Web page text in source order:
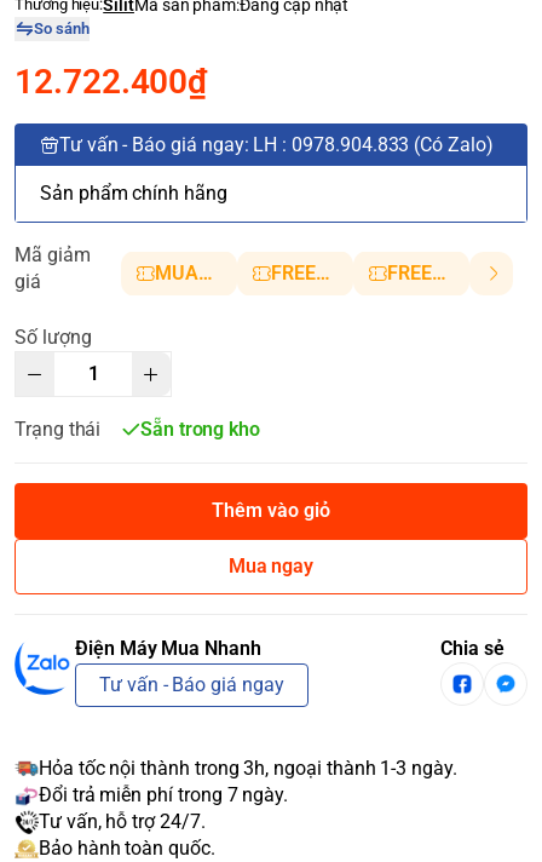
Thương hiệu:SilitMã sản phẩm:Đang cập nhật
So sánh
12.722.400₫
Tư vấn - Báo giá ngay: LH : 0978.904.833 (Có Zalo)
Sản phẩm chính hãng
Mã giảm
giá
MUANHANH01 FREESHIP5 FREESHIP10
Số lượng
Trạng thái Sẵn trong kho
Thêm vào giỏ
Mua ngay
Điện Máy Mua Nhanh
Tư vấn - Báo giá ngay
Chia sẻ
Hỏa tốc nội thành trong 3h, ngoại thành 1-3 ngày.
Đổi trả miễn phí trong 7 ngày.
Tư vấn, hỗ trợ 24/7.
Bảo hành toàn quốc.